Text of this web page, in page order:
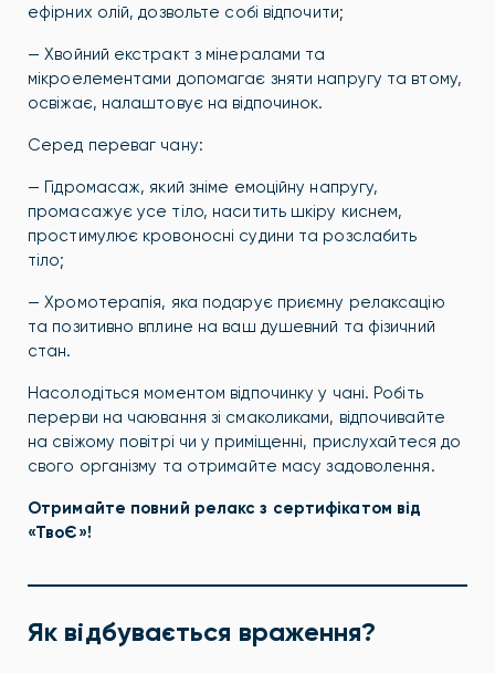
ефірних олій, дозвольте собі відпочити;
— Хвойний екстракт з мінералами та
мікроелементами допомагає зняти напругу та втому,
освіжає, налаштовує на відпочинок.
Серед переваг чану:
— Гідромасаж, який зніме емоційну напругу,
промасажує усе тіло, наситить шкіру киснем,
простимулює кровоносні судини та розслабить
тіло;
— Хромотерапія, яка подарує приємну релаксацію
та позитивно вплине на ваш душевний та фізичний
стан.
Насолодіться моментом відпочинку у чані. Робіть
перерви на чаювання зі смаколиками, відпочивайте
на свіжому повітрі чи у приміщенні, прислухайтеся до
свого організму та отримайте масу задоволення.
Отримайте повний релакс з сертифікатом від
«ТвоЄ»!
Як відбувається враження?